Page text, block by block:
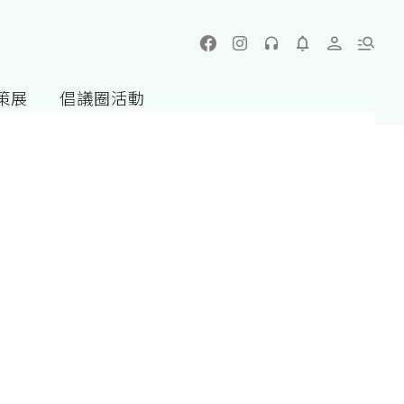
展 倡議圈活動